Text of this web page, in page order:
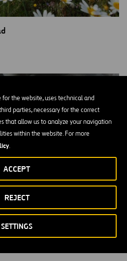
the website, uses technical and
parties, necessary for the correct
that allow us to analyze your navigation
within the website. For more
.
SETTINGS
REJECT
ACCEPT